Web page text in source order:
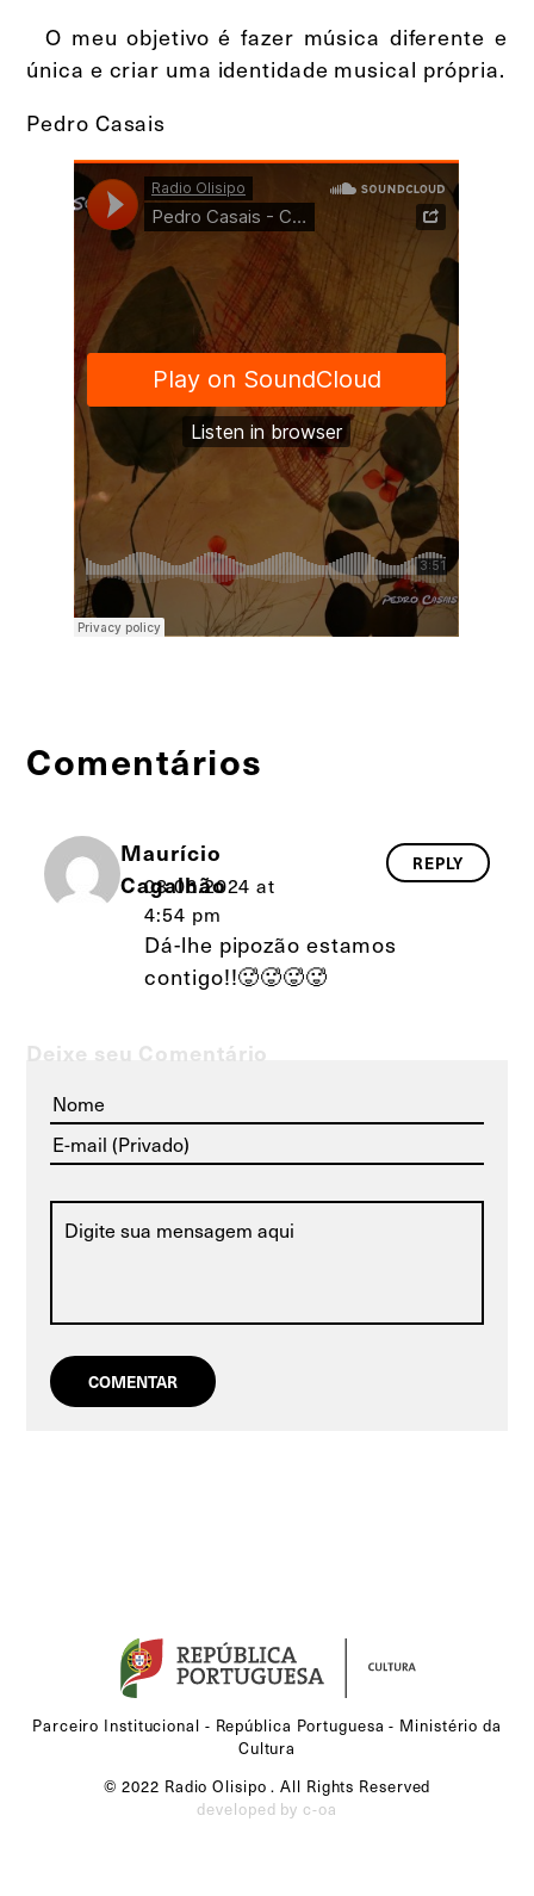
O meu objetivo é fazer música diferente e
única e criar uma identidade musical própria.
Pedro Casais
Comentários
Maurício
Cagalhão
08.06.2024 at
4:54 pm
Dá-lhe pipozão estamos
contigo!!🥵🥵🥵🥵
REPLY
Deixe seu Comentário
Parceiro Institucional - República Portuguesa - Ministério da
Cultura
© 2022 Radio Olisipo . All Rights Reserved
developed by c-oa